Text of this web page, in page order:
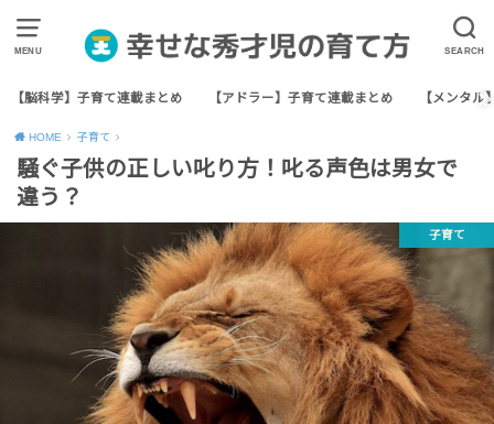
MENU SEARCH
【脳科学】子育て連載まとめ 【アドラー】子育て連載まとめ 【メンタル
HOME 子育て
騒ぐ子供の正しい叱り方！叱る声色は男女で
違う？
子育て